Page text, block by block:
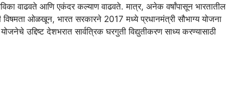
वाढवते आणि एकंदर कल्याण वाढवते. मात्र, अनेक वर्षांपासून भारतातील
ओळखून, भारत सरकारने 2017 मध्ये प्रधानमंत्री सौभाग्य योजना
उद्दिष्ट देशभरात सार्वत्रिक घरगुती विद्युतीकरण साध्य करण्यासाठी